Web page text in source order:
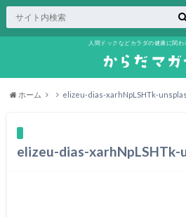
人間ドックなどカラダの健康に関わ
ホーム elizeu-dias-xarhNpLSHTk-
elizeu-dias-xarhNpLSHTk-